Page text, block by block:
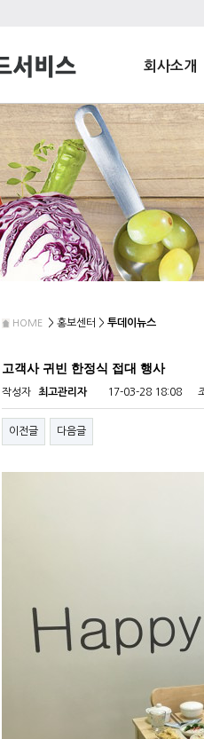
회사소개
HOME > 홍보센터 > 투데이뉴스
고객사 귀빈 한정식 접대 행사
작성자 최고관리자 17-03-28 18:08
이전글 다음글